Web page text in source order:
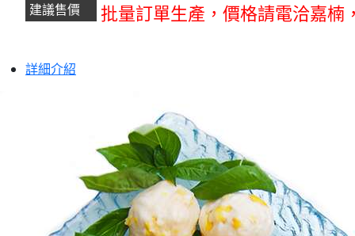
建議售價 批量訂單生產， 價格請電洽嘉楠
詳細介紹